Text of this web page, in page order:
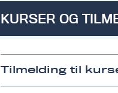
KURSER OG
Tilmelding til